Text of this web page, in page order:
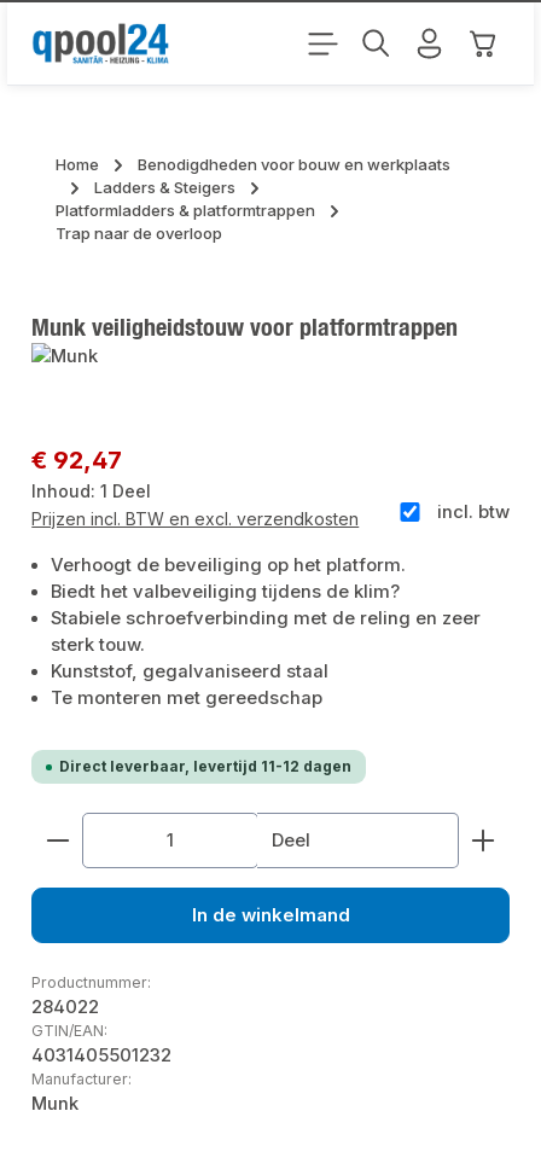
Ga naar de hoofdinhoud
Home
Benodigdheden voor bouw en werkplaats
Ladders & Steigers
Platformladders & platformtrappen
Trap naar de overloop
Munk veiligheidstouw voor platformtrappen
Normale prijs:
€ 92,47
Inhoud:1 Deel
incl. btw
Prijzen incl. BTW en excl. verzendkosten
Verhoogt de beveiliging op het platform.
Biedt het valbeveiliging tijdens de klim?
Stabiele schroefverbinding met de reling en zeer
sterk touw.
Kunststof, gegalvaniseerd staal
Te monteren met gereedschap
Direct leverbaar, levertijd 11-12 dagen
Producthoeveelheid: Voer de gewenste
Deel
In de winkelmand
Productnummer:
284022
GTIN/EAN:
4031405501232
Manufacturer:
Munk